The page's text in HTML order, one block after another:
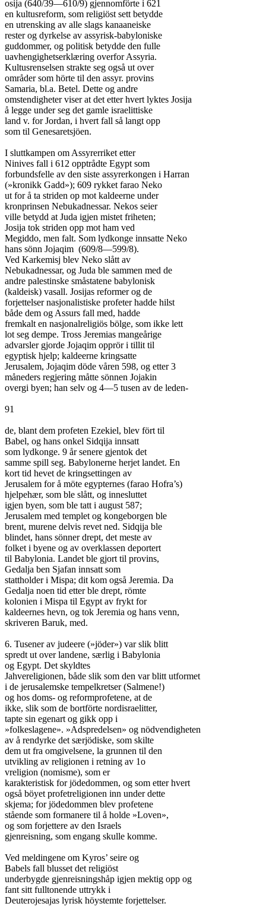
osija (640/39—610/9) gjennomförte i 621
en kultusreform, som religiöst sett betydde
en utrensking av alle slags kanaaneiske
rester og dyrkelse av assyrisk-babyloniske
guddommer, og politisk betydde den fulle
uavhengighetserklæring overfor Assyria.
Kultusrenselsen strakte seg også ut over
områder som hörte til den assyr. provins
Samaria, bl.a. Betel. Dette og andre
omstendigheter viser at det etter hvert lyktes Josija
å legge under seg det gamle israelittiske
land v. for Jordan, i hvert fall så langt opp
som til Genesaretsjöen.
I sluttkampen om Assyrerriket etter
Ninives fall i 612 opptrådte Egypt som
forbundsfelle av den siste assyrerkongen i Harran
(»kronikk Gadd»); 609 rykket farao Neko
ut for å ta striden op mot kaldeerne under
kronprinsen Nebukadnessar. Nekos seier
ville betydd at Juda igjen mistet friheten;
Josija tok striden opp mot ham ved
Megiddo, men falt. Som lydkonge innsatte Neko
hans sönn Jojaqim  (609/8—599/8).
Ved Karkemisj blev Neko slått av
Nebukadnessar, og Juda ble sammen med de
andre palestinske småstatene babylonisk
(kaldeisk) vasall. Josijas reformer og de
forjettelser nasjonalistiske profeter hadde hilst
både dem og Assurs fall med, hadde
fremkalt en nasjonalreligiös bölge, som ikke lett
lot seg dempe. Tross Jeremias mangeårige
advarsler gjorde Jojaqim opprör i tillit til
egyptisk hjelp; kaldeerne kringsatte
Jerusalem, Jojaqim döde våren 598, og etter 3
måneders regjering måtte sönnen Jojakin
overgi byen; han selv og 4—5 tusen av de leden-
91
de, blant dem profeten Ezekiel, blev fört til
Babel, og hans onkel Sidqija innsatt
som lydkonge. 9 år senere gjentok det
samme spill seg. Babylonerne herjet landet. En
kort tid hevet de kringsettingen av
Jerusalem for å möte egypternes (farao Hofra’s)
hjelpehær, som ble slått, og innesluttet
igjen byen, som ble tatt i august 587;
Jerusalem med templet og kongeborgen ble
brent, murene delvis revet ned. Sidqija ble
blindet, hans sönner drept, det meste av
folket i byene og av overklassen deportert
til Babylonia. Landet ble gjort til provins,
Gedalja ben Sjafan innsatt som
stattholder i Mispa; dit kom også Jeremia. Da
Gedalja noen tid etter ble drept, römte
kolonien i Mispa til Egypt av frykt for
kaldeernes hevn, og tok Jeremia og hans venn,
skriveren Baruk, med.
6. Tusener av judeere (»jöder») var slik blitt
spredt ut over landene, særlig i Babylonia
og Egypt. Det skyldtes
Jahvereligionen, både slik som den var blitt utformet
i de jerusalemske tempelkretser (Salmene!)
og hos doms- og reformprofetene, at de
ikke, slik som de bortförte nordisraelitter,
tapte sin egenart og gikk opp i
»folkeslagene». »Adspredelsen» og nödvendigheten
av å rendyrke det særjödiske, som skilte
dem ut fra omgivelsene, la grunnen til den
utvikling av religionen i retning av 1o
vreligion (nomisme), som er
karakteristisk for jödedommen, og som etter hvert
også böyet profetreligionen inn under dette
skjema; for jödedommen blev profetene
stående som formanere til å holde »Loven»,
og som forjettere av den Israels
gjenreisning, som engang skulle komme.
Ved meldingene om Kyros’ seire og
Babels fall blusset det religiöst
underbygde gjenreisningshåp igjen mektig opp og
fant sitt fulltonende uttrykk i
Deuterojesajas lyrisk höystemte forjettelser.